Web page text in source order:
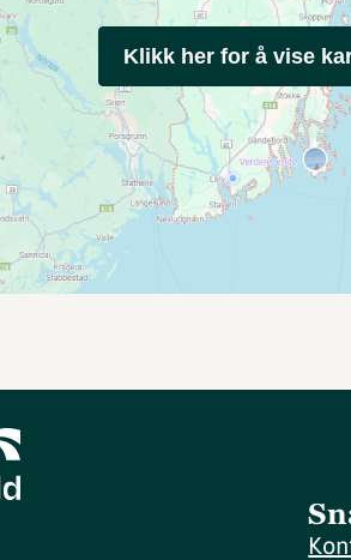
Klikk her for å vise